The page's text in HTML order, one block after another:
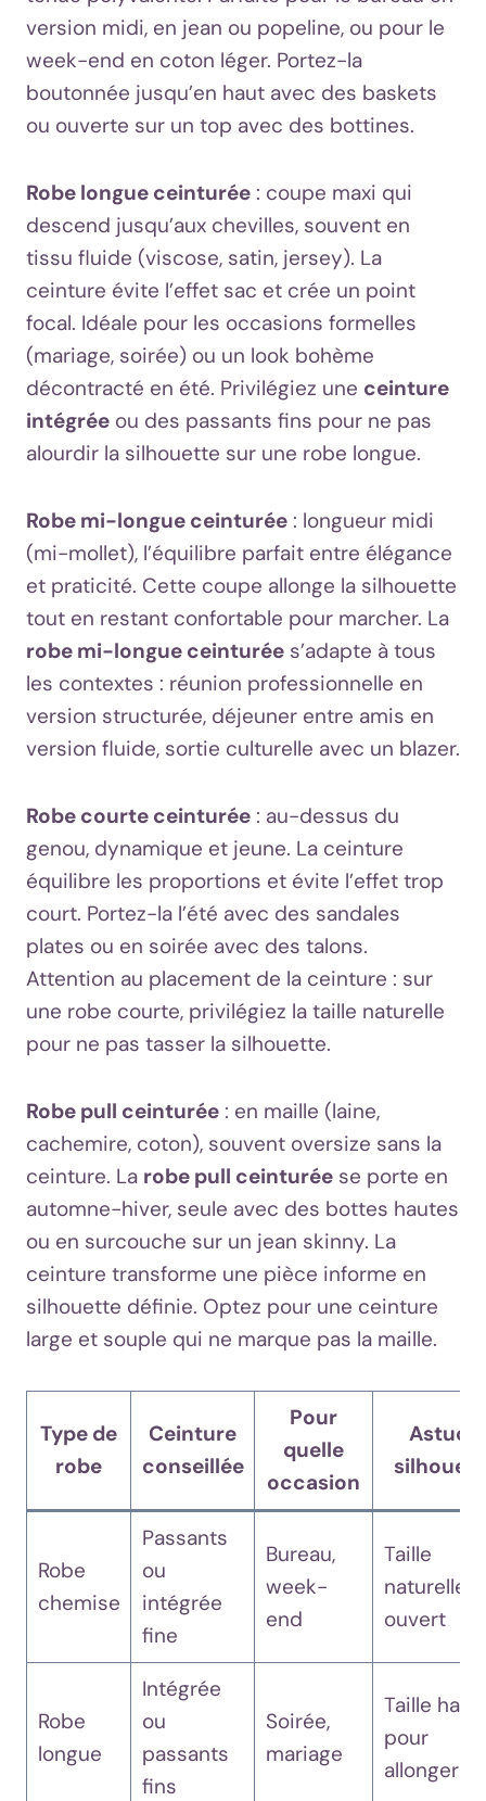
version midi, en jean ou popeline, ou pour le
week-end en coton léger. Portez-la
boutonnée jusqu’en haut avec des baskets
ou ouverte sur un top avec des bottines.
Robe longue ceinturée : coupe maxi qui
descend jusqu’aux chevilles, souvent en
tissu fluide (viscose, satin, jersey). La
ceinture évite l’effet sac et crée un point
focal. Idéale pour les occasions formelles
(mariage, soirée) ou un look bohème
décontracté en été. Privilégiez une ceinture
intégrée ou des passants fins pour ne pas
alourdir la silhouette sur une robe longue.
Robe mi-longue ceinturée : longueur midi
(mi-mollet), l’équilibre parfait entre élégance
et praticité. Cette coupe allonge la silhouette
tout en restant confortable pour marcher. La
robe mi-longue ceinturée s’adapte à tous
les contextes : réunion professionnelle en
version structurée, déjeuner entre amis en
version fluide, sortie culturelle avec un blazer.
Robe courte ceinturée : au-dessus du
genou, dynamique et jeune. La ceinture
équilibre les proportions et évite l’effet trop
court. Portez-la l’été avec des sandales
plates ou en soirée avec des talons.
Attention au placement de la ceinture : sur
une robe courte, privilégiez la taille naturelle
pour ne pas tasser la silhouette.
Robe pull ceinturée : en maille (laine,
cachemire, coton), souvent oversize sans la
ceinture. La robe pull ceinturée se porte en
automne-hiver, seule avec des bottes hautes
ou en surcouche sur un jean skinny. La
ceinture transforme une pièce informe en
silhouette définie. Optez pour une ceinture
large et souple qui ne marque pas la maille.
Type de
robe
Ceinture
conseillée
Pour
quelle
occasion
Astuce
Robe
chemise
Passants
ou
intégrée
fine
Bureau,
week-
end
Taille
naturelle,
ouvert
Robe
longue
Intégrée
ou
passants
fins
Soirée,
mariage
Taille
pour
allonger